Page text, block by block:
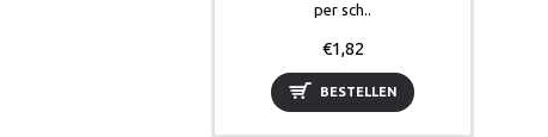
per sch..
€1,82
BESTELLEN